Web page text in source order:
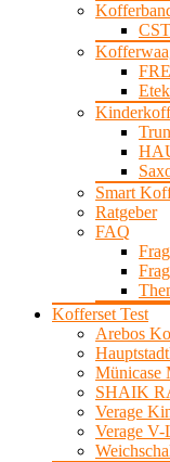
Smart
Ratgeber
FAQ
Kofferset Test
Arebos
Münicase
SHAIK
Verage
Verage